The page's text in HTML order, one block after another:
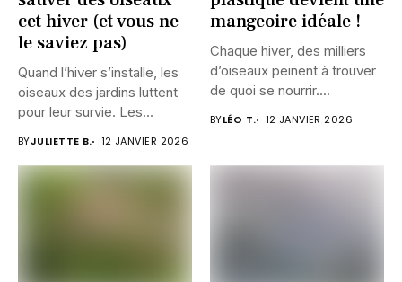
cet hiver (et vous ne
le saviez pas)
Quand l’hiver s’installe, les
oiseaux des jardins luttent
pour leur survie. Les...
BYJULIETTE B. 12 JANVIER 2026
mangeoire idéale !
Chaque hiver, des milliers
d’oiseaux peinent à trouver
de quoi se nourrir....
BYLÉO T. 12 JANVIER 2026